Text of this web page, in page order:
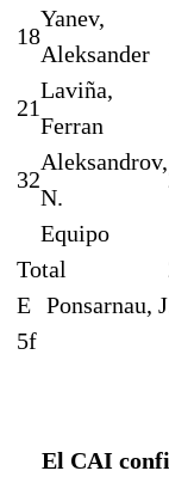
18
Yanev,
Aleksander
21
Laviña,
Ferran
32
Aleksandrov,
N.
Equipo
Total
E Ponsarnau,
5f
El CAI